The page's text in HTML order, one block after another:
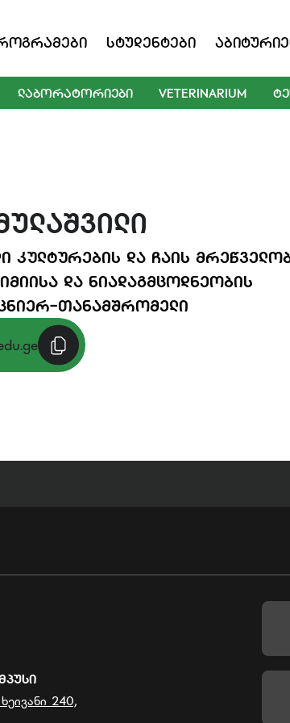
Სტუდენტები
ᲚᲐᲑᲝᲠᲐᲢᲝᲠᲘᲔᲑᲘ VETERINARIUM
ᲙᲣᲚᲢᲣᲠᲔᲑᲘᲡ ᲓᲐ ᲩᲐᲘᲡ
ᲓᲐ ᲜᲘᲐᲓᲐᲒᲛᲪᲝᲓᲜᲔᲝᲑᲘᲡ
ᲗᲐᲜᲐᲛᲨᲠᲝᲛᲔᲚᲘ
240,